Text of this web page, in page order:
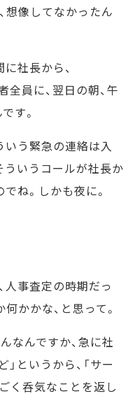
想像してなかったん
社長から、
員に、翌日の朝、午
す。
う緊急の連絡は入
ういうコールが社長か
ね。しかも夜に。
事査定の時期だっ
かかな、と思って。
なんですか、急に社
というから、「サー
く呑気なことを返し